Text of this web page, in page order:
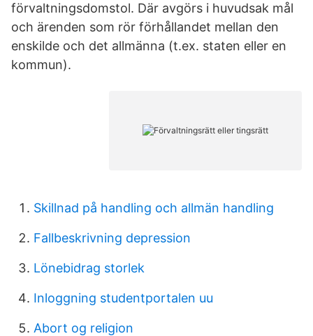
förvaltningsdomstol. Där avgörs i huvudsak mål
och ärenden som rör förhållandet mellan den
enskilde och det allmänna (t.ex. staten eller en
kommun).
Skillnad på handling och allmän handling
Fallbeskrivning depression
Lönebidrag storlek
Inloggning studentportalen uu
Abort og religion